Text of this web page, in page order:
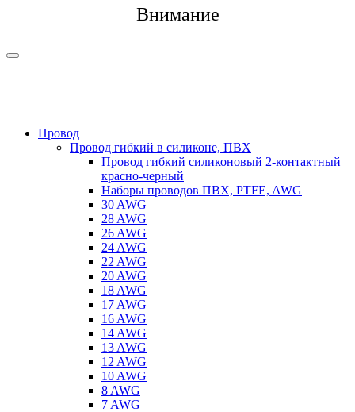
Внимание
Провод
Провод гибкий в силиконе, ПВХ
Провод гибкий силиконовый 2-контактный
красно-черный
Наборы проводов ПВХ, PTFE, AWG
30 AWG
28 AWG
26 AWG
24 AWG
22 AWG
20 AWG
18 AWG
17 AWG
16 AWG
14 AWG
13 AWG
12 AWG
10 AWG
8 AWG
7 AWG